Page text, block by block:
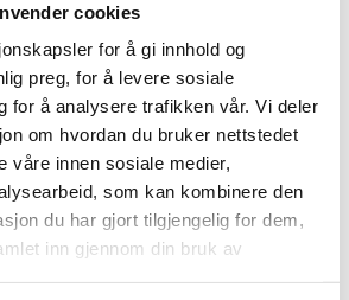
cookies
for å gi innhold og
preg, for å levere sosiale
for å analysere trafikken vår. Vi deler
om hvordan du bruker nettstedet
våre innen sosiale medier,
som kan kombinere den
du har gjort tilgjengelig for dem,
inn gjennom din bruk av